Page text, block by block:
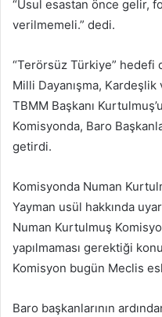
“Usul esastan önce gelir,
verilmemeli.” dedi.
“Terörsüz Türkiye” hedefi
Milli Dayanışma,
TBMM Başkanı
Komisyonda, Baro
getirdi.
Komisyonda Numan
Yayman usül hakkında
Numan Kurtulmuş
yapılmaması gerektiği
Komisyon bugün Meclis
Baro başkanlarının